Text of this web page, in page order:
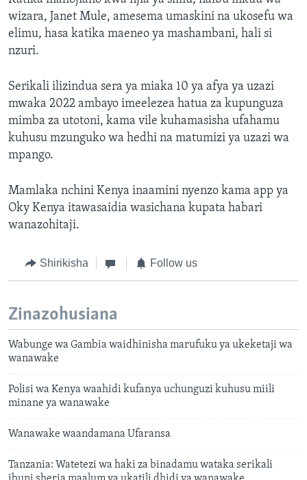
wizara, Janet Mule, amesema umaskini na ukosefu wa
elimu, hasa katika maeneo ya mashambani, hali si
nzuri.
Serikali ilizindua sera ya miaka 10 ya afya ya uzazi
mwaka 2022 ambayo imeelezea hatua za kupunguza
mimba za utotoni, kama vile kuhamasisha ufahamu
kuhusu mzunguko wa hedhi na matumizi ya uzazi wa
mpango.
Mamlaka nchini Kenya inaamini nyenzo kama app ya
Oky Kenya itawasaidia wasichana kupata habari
wanazohitaji.
Shirikisha Follow us
Zinazohusiana
Wabunge wa Gambia waidhinisha marufuku ya ukeketaji wa
wanawake
Polisi wa Kenya waahidi kufanya uchunguzi kuhusu miili
minane ya wanawake
Wanawake waandamana Ufaransa
Tanzania: Watetezi wa haki za binadamu wataka serikali